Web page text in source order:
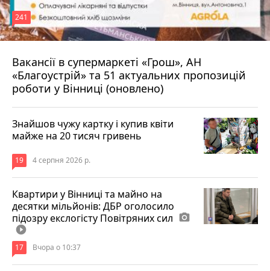
Вакансії в супермаркеті «Грош», АН
«Благоустрій» та 51 актуальних пропозицій
роботи у Вінниці (оновлено)
241
4 серпня 2026 р.
Знайшов чужу картку і купив квіти
майже на 20 тисяч гривень
19 4 серпня 2026 р.
Квартири у Вінниці та майно на
десятки мільйонів: ДБР оголосило
підозру екслогісту Повітряних сил photo_camera
play_circle_filled
17 Вчора о 10:37